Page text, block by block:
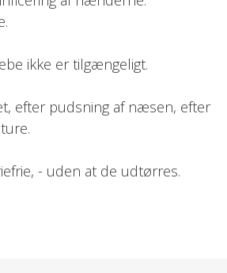
ikke er tilgængeligt.
efter pudsning af næsen, efter
- uden at de udtørres.